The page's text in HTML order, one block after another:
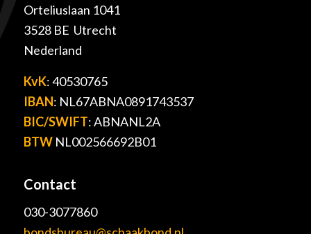
Orteliuslaan 1041
3528 BE Utrecht
Nederland
KvK: 40530765
IBAN: NL67ABNA0891743537
BIC/SWIFT: ABNANL2A
BTWNL002566692B01
Contact
030-3077860